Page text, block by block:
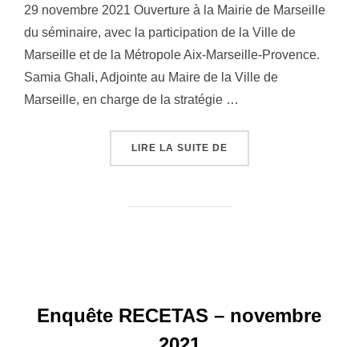
29 novembre 2021 Ouverture à la Mairie de Marseille
du séminaire, avec la participation de la Ville de
Marseille et de la Métropole Aix-Marseille-Provence.
Samia Ghali, Adjointe au Maire de la Ville de
Marseille, en charge de la stratégie …
LIRE LA SUITE DE
Enquête RECETAS – novembre